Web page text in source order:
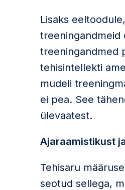
Lisaks
treeningandmeid
treeningandmed
tehisintellekti
mudeli
ei pea. See
ülevaatest.
Ajaraamistikust
Tehisaru
seotud sellega,